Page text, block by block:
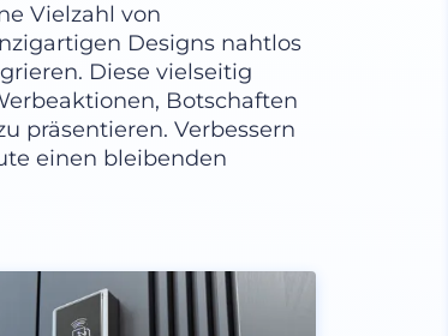
Vielzahl von
Designs nahtlos
Diese vielseitig
Botschaften
präsentieren. Verbessern
einen bleibenden